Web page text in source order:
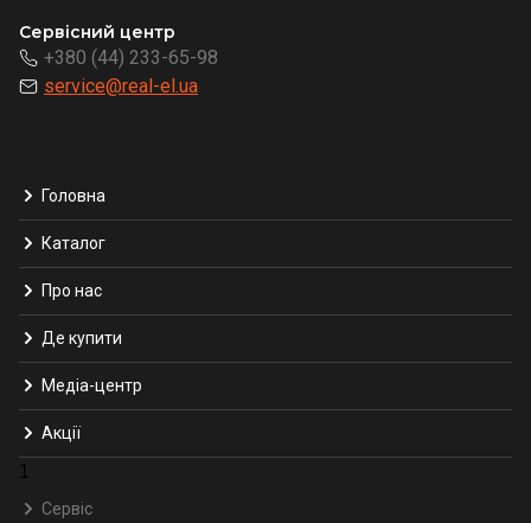
Сервісний центр
+380 (44) 233-65-98
service@real-el.ua
Головна
Каталог
Про нас
Де купити
Медіа-центр
Акції
1
Сервіс